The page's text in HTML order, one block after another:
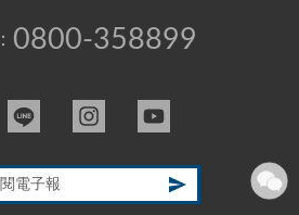
0800-358899